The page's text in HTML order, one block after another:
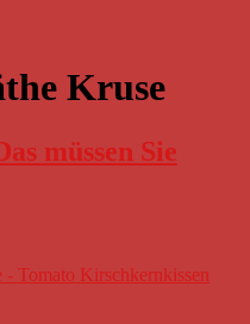
Kruse
müssen Sie